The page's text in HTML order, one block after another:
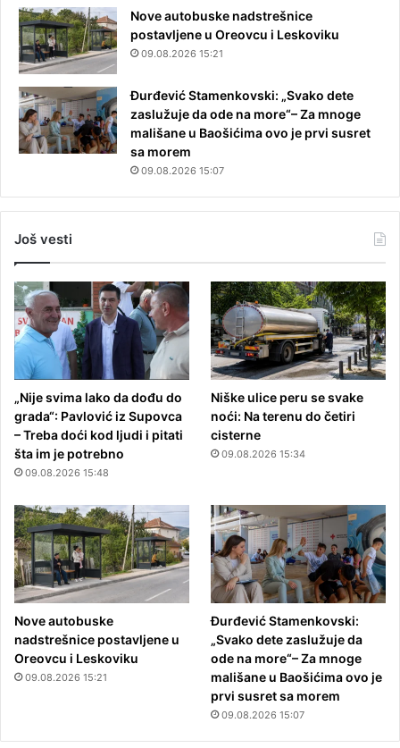
Nove autobuske nadstrešnice
postavljene u Oreovcu i Leskoviku
09.08.2026 15:21
Đurđević Stamenkovski: „Svako dete
zaslužuje da ode na more“– Za mnoge
mališane u Baošićima ovo je prvi susret
sa morem
09.08.2026 15:07
Još vesti
„Nije svima lako da dođu do
grada“: Pavlović iz Supovca
– Treba doći kod ljudi i pitati
šta im je potrebno
09.08.2026 15:48
Niške ulice peru se svake
noći: Na terenu do četiri
cisterne
09.08.2026 15:34
Nove autobuske
nadstrešnice postavljene u
Oreovcu i Leskoviku
09.08.2026 15:21
Đurđević Stamenkovski:
„Svako dete zaslužuje da
ode na more“– Za mnoge
mališane u Baošićima ovo je
prvi susret sa morem
09.08.2026 15:07